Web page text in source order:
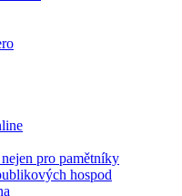
pro pamětníky
hospod